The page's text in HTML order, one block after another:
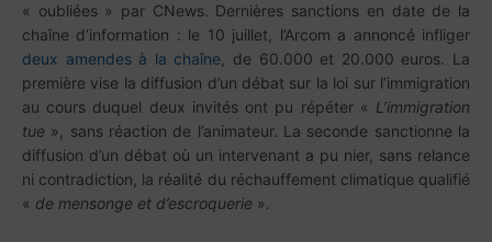
« oubliées » par CNews. Dernières sanctions en date de la
chaîne d’information : le 10 juillet, l’Arcom a annoncé infliger
deux amendes à la chaîne , de 60.000 et 20.000 euros. La
première vise la diffusion d’un débat sur la loi sur l’immigration
au cours duquel deux invités ont pu répéter « L’immigration
tue », sans réaction de l’animateur. La seconde sanctionne la
diffusion d’un débat où un intervenant a pu nier, sans relance
ni contradiction, la réalité du réchauffement climatique qualifié
« de mensonge et d’escroquerie ».